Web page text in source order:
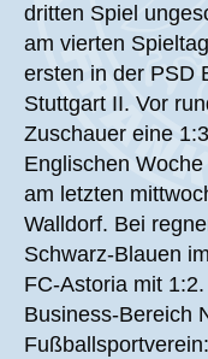
dritten Spiel
am vierten
ersten in der PSD
Stuttgart II. Vor
Zuschauer eine
Englischen
am letzten
Walldorf. Bei
Schwarz-Blauen
FC-Astoria mit
Business-Bereich